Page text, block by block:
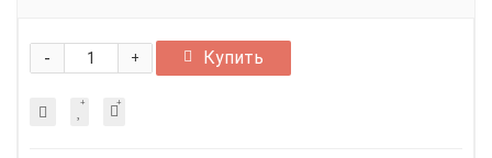
+
- Купить